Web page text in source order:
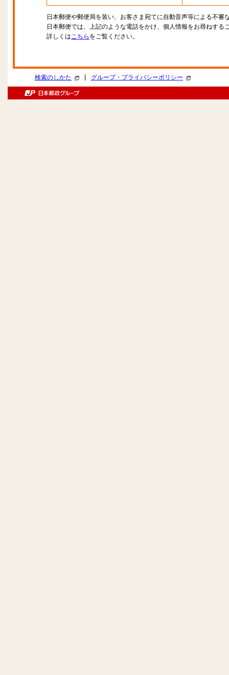
日本郵便や郵便局を装い、お客さま宛てに自動音声等による不審
日本郵便では、上記のような電話をかけ、個人情報をお尋ねする
詳しくはこちら をご覧ください。
検索のしかた グループ・プライバシーポリシー